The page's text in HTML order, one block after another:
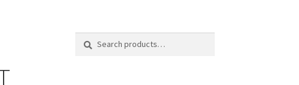
Search
Search